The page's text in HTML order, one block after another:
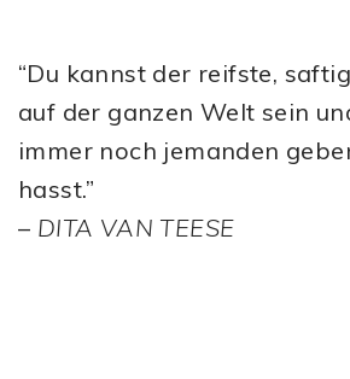
“Du kannst der reifste,
auf der ganzen Welt sein
immer noch jemanden
hasst.”
– DITA VAN TEESE